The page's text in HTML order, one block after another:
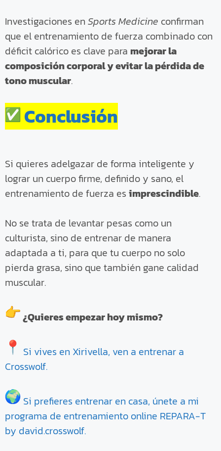
Investigaciones en Sports Medicine confirman
que el entrenamiento de fuerza combinado con
déficit calórico es clave para mejorar la
composición corporal y evitar la pérdida de
tono muscular.
Conclusión
Si quieres adelgazar de forma inteligente y
lograr un cuerpo firme, definido y sano, el
entrenamiento de fuerza es imprescindible.
No se trata de levantar pesas como un
culturista, sino de entrenar de manera
adaptada a ti, para que tu cuerpo no solo
pierda grasa, sino que también gane calidad
muscular.
¿Quieres empezar hoy mismo?
Si vives en Xirivella, ven a entrenar a
Crosswolf.
Si prefieres entrenar en casa, únete a mi
programa de entrenamiento online REPARA-T
by david.crosswolf.